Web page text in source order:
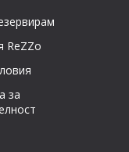
ReZZo
за